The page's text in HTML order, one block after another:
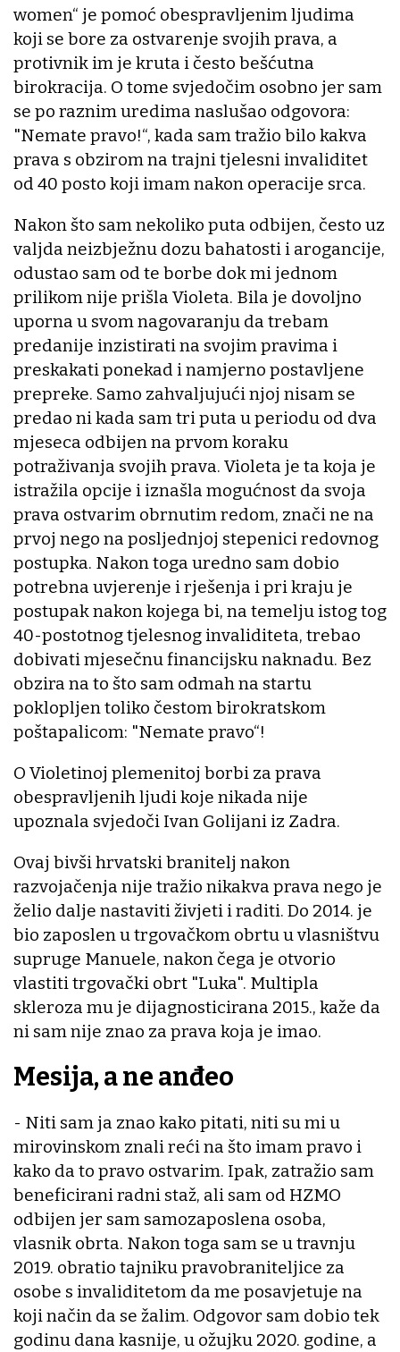
women“ je pomoć obespravljenim ljudima
koji se bore za ostvarenje svojih prava, a
protivnik im je kruta i često bešćutna
birokracija. O tome svjedočim osobno jer sam
se po raznim uredima naslušao odgovora:
"Nemate pravo!“, kada sam tražio bilo kakva
prava s obzirom na trajni tjelesni invaliditet
od 40 posto koji imam nakon operacije srca.
Nakon što sam nekoliko puta odbijen, često uz
valjda neizbježnu dozu bahatosti i arogancije,
odustao sam od te borbe dok mi jednom
prilikom nije prišla Violeta. Bila je dovoljno
uporna u svom nagovaranju da trebam
predanije inzistirati na svojim pravima i
preskakati ponekad i namjerno postavljene
prepreke. Samo zahvaljujući njoj nisam se
predao ni kada sam tri puta u periodu od dva
mjeseca odbijen na prvom koraku
potraživanja svojih prava. Violeta je ta koja je
istražila opcije i iznašla mogućnost da svoja
prava ostvarim obrnutim redom, znači ne na
prvoj nego na posljednjoj stepenici redovnog
postupka. Nakon toga uredno sam dobio
potrebna uvjerenje i rješenja i pri kraju je
postupak nakon kojega bi, na temelju istog tog
40-postotnog tjelesnog invaliditeta, trebao
dobivati mjesečnu financijsku naknadu. Bez
obzira na to što sam odmah na startu
poklopljen toliko čestom birokratskom
poštapalicom: "Nemate pravo“!
O Violetinoj plemenitoj borbi za prava
obespravljenih ljudi koje nikada nije
upoznala svjedoči Ivan Golijani iz Zadra.
Ovaj bivši hrvatski branitelj nakon
razvojačenja nije tražio nikakva prava nego je
želio dalje nastaviti živjeti i raditi. Do 2014. je
bio zaposlen u trgovačkom obrtu u vlasništvu
supruge Manuele, nakon čega je otvorio
vlastiti trgovački obrt "Luka". Multipla
skleroza mu je dijagnosticirana 2015., kaže da
ni sam nije znao za prava koja je imao.
Mesija, a ne anđeo
- Niti sam ja znao kako pitati, niti su mi u
mirovinskom znali reći na što imam pravo i
kako da to pravo ostvarim. Ipak, zatražio sam
beneficirani radni staž, ali sam od HZMO
odbijen jer sam samozaposlena osoba,
vlasnik obrta. Nakon toga sam se u travnju
2019. obratio tajniku pravobraniteljice za
osobe s invaliditetom da me posavjetuje na
koji način da se žalim. Odgovor sam dobio tek
godinu dana kasnije, u ožujku 2020. godine, a